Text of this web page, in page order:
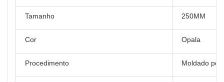
Tamanho 250MM
Cor Opala
Procedimento Moldado por